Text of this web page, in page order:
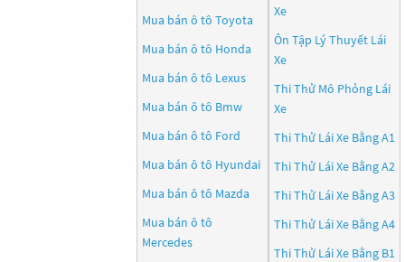
Mua bán ô tô Toyota
Mua bán ô tô Honda
Mua bán ô tô Lexus
Mua bán ô tô Bmw
Mua bán ô tô Ford
Mua bán ô tô Hyundai
Mua bán ô tô Mazda
Mua bán ô tô
Mercedes
Xe
Ôn Tập Lý Thuyết Lái
Xe
Thi Thử Mô Phỏng Lái
Xe
Thi Thử Lái Xe Bằng A1
Thi Thử Lái Xe Bằng A2
Thi Thử Lái Xe Bằng A3
Thi Thử Lái Xe Bằng A4
Thi Thử Lái Xe Bằng B1